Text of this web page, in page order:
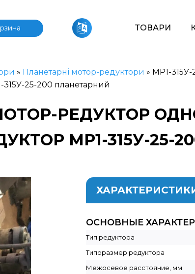
ТОВАРИ
» Планетарні мотор-редуктори » МР1-
25-200 планетарний
МОТОР-РЕДУКТОР
МР1-315У-25-
ОСНОВНЫЕ
Тип редуктора
Типоразмер редуктора
Межосевое расстояние, мм